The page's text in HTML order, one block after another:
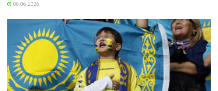
06.06.2026